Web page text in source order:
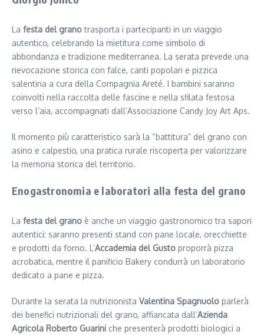
La festa del granotrasporta i partecipanti in un viaggio
autentico, celebrando la mietitura come simbolo di
abbondanza e tradizione mediterranea. La serata prevede una
rievocazione storica con falce, canti popolari e pizzica
salentina a cura della Compagnia Areté. I bambini saranno
coinvolti nella raccolta delle fascine e nella sfilata festosa
verso l’aia, accompagnati dall’Associazione Candy Joy Art Aps.
Il momento più caratteristico sarà la “battitura” del grano con
asino e calpestio, una pratica rurale riscoperta per valorizzare
la memoria storica del territorio.
Enogastronomia e laboratori alla festa del grano
La festa del grano è anche un viaggio gastronomico tra sapori
autentici: saranno presenti stand con pane locale, orecchiette
e prodotti da forno. L’Accademia del Gusto proporrà pizza
acrobatica, mentre il panificio Bakery condurrà un laboratorio
dedicato a pane e pizza.
Durante la serata la nutrizionista Valentina Spagnuolo parlerà
dei benefici nutrizionali del grano, affiancata dall’Azienda
Agricola Roberto Guarini che presenterà prodotti biologici a